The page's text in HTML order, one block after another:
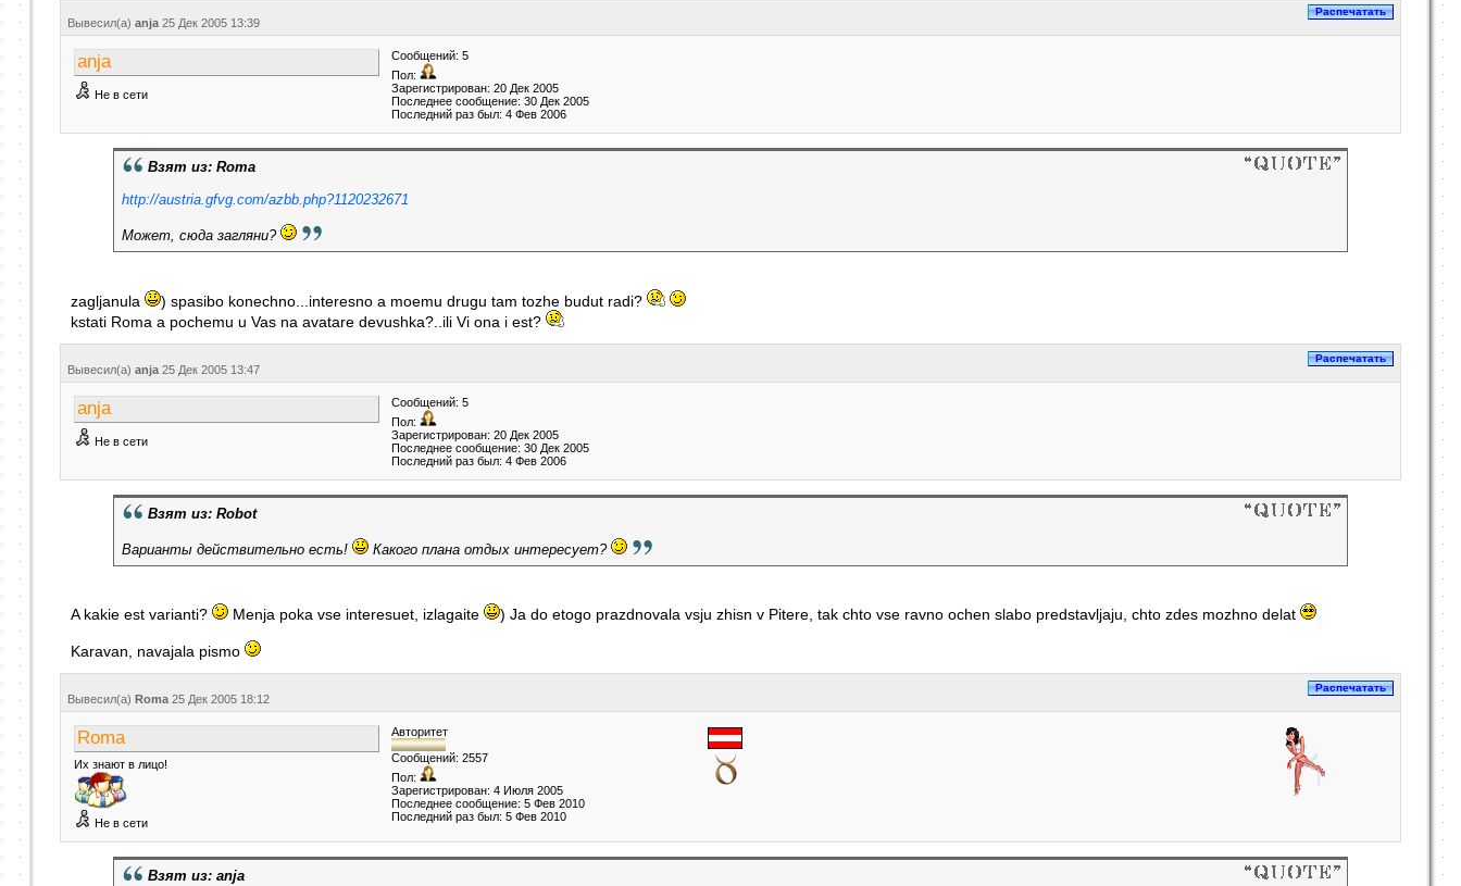
Вывесил(a) anja25 Дек 2005 13:39
anja
Не в сети
Сообщений: 5
Пол:
Зарегистрирован: 20 Дек 2005
Последнее сообщение: 30 Дек 2005
Последний раз был: 4 Фев 2006
Взят из: Roma
http://austria.gfvg.com/azbb.php?1120232671
Может, сюда загляни?
zagljanula
) spasibo konechno...interesno a moemu drugu tam tozhe budut radi?
kstati Roma a pochemu u Vas na avatare devushka?..ili Vi ona i est?
Вывесил(a) anja25 Дек 2005 13:47
anja
Не в сети
Сообщений: 5
Пол:
Зарегистрирован: 20 Дек 2005
Последнее сообщение: 30 Дек 2005
Последний раз был: 4 Фев 2006
Взят из: Robot
Варианты действительно есть! Какого плана отдых интересует?
A kakie est varianti? Menja poka vse interesuet, izlagaite ) Ja do etogo prazdnovala vsju zhisn v Pitere, tak chto vse ravno ochen slabo predstavljaju, chto zdes mozhno delat
Karavan, navajala pismo
Вывесил(a) Roma25 Дек 2005 18:12
Roma
Их знают в лицо!
Не в сети
Авторитет
Сообщений: 2557
Пол:
Зарегистрирован: 4 Июля 2005
Последнее сообщение: 5 Фев 2010
Последний раз был: 5 Фев 2010
Взят из: anja